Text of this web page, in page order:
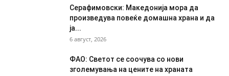
Серафимовски: Македонија мора да
произведува повеќе домашна храна и да
ја...
6 август, 2026
ФАО: Светот се соочува со нови
зголемувања на цените на храната